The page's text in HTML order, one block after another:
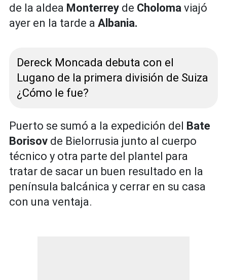
de la aldea Monterrey de Choloma viajó
ayer en la tarde a Albania.
Dereck Moncada debuta con el
Lugano de la primera división de Suiza
¿Cómo le fue?
Puerto se sumó a la expedición del Bate
Borisov de Bielorrusia junto al cuerpo
técnico y otra parte del plantel para
tratar de sacar un buen resultado en la
península balcánica y cerrar en su casa
con una ventaja.